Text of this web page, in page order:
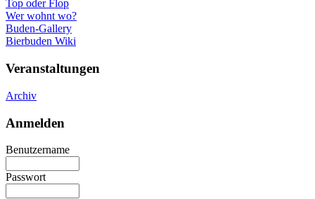
Top oder Flop
Wer wohnt wo?
Buden-Gallery
Bierbuden Wiki
Veranstaltungen
Archiv
Anmelden
Benutzername
Passwort